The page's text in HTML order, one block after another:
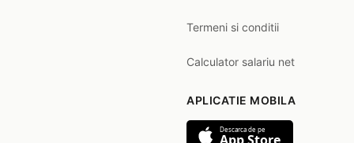
Termeni si conditii
Calculator salariu net
APLICATIE MOBILA
Descarca de pe